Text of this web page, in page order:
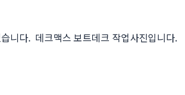
니다. 데크맥스 보트데크 작업사진입니다.